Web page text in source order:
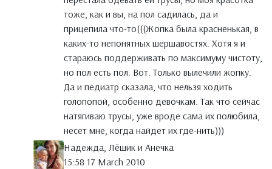
тоже, как и вы, на пол садилась, да и
прицепила что-то(((Жопка была красненькая, в
каких-то непонятных шершавостях. Хотя я и
стараюсь поддерживать по максимуму чистоту,
но пол есть пол. Вот. Только вылечили жопку.
Да и педиатр сказала, что нельзя ходить
голопопой, особенно девочкам. Так что сейчас
натягиваю трусы, уже вроде сама их полюбила,
несет мне, когда найдет их где-нить)))
Надежда, Лёшик и Анечка
15:58 17 March 2010